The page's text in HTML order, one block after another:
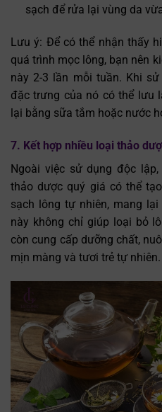
sạch để rửa lại vùng da
Lưu ý: Để có thể nhận thấy
quá trình mọc lông, bạn nên
này 2-3 lần mỗi tuần. Khi
đặc trưng của nó có thể lưu
lại bằng sữa tắm hoặc nước
7. Kết hợp nhiều loại thảo
Ngoài việc sử dụng độc
thảo dược quý giá có thể
sạch lông tự nhiên, mang
này không chỉ giúp loại bỏ
còn cung cấp dưỡng chất,
mịn màng và tươi trẻ tự nhiên.